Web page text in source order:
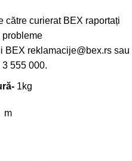
către curierat BEX raportați
probleme
BEX reklamacije@bex.rs sau
555 000.
1kg
m